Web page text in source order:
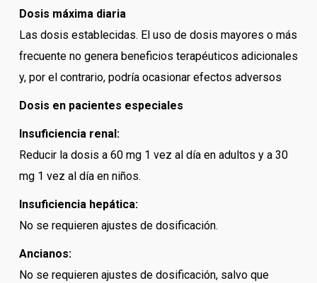
Dosis máxima diaria
Las dosis establecidas. El uso de dosis mayores o más
frecuente no genera beneficios terapéuticos adicionales
y, por el contrario, podría ocasionar efectos adversos
Dosis en pacientes especiales
Insuficiencia renal:
Reducir la dosis a 60 mg 1 vez al día en adultos y a 30
mg 1 vez al día en niños.
Insuficiencia hepática:
No se requieren ajustes de dosificación.
Ancianos:
No se requieren ajustes de dosificación, salvo que